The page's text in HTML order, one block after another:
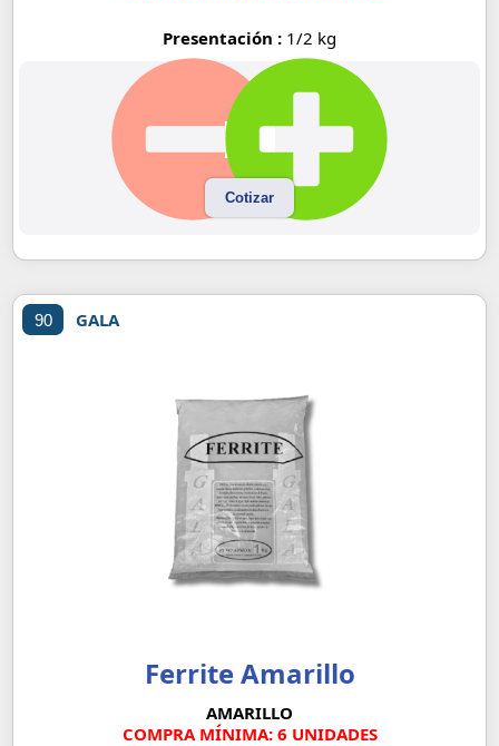
Presentación : 1/2 kg
Cotizar
Ferrite Amarillo
AMARILLO
COMPRA MÍNIMA: 6 UNIDADES
90 GALA